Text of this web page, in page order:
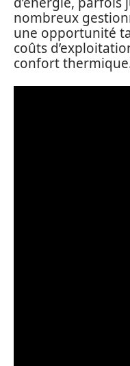
nombreux
une opportunité
coûts
confort